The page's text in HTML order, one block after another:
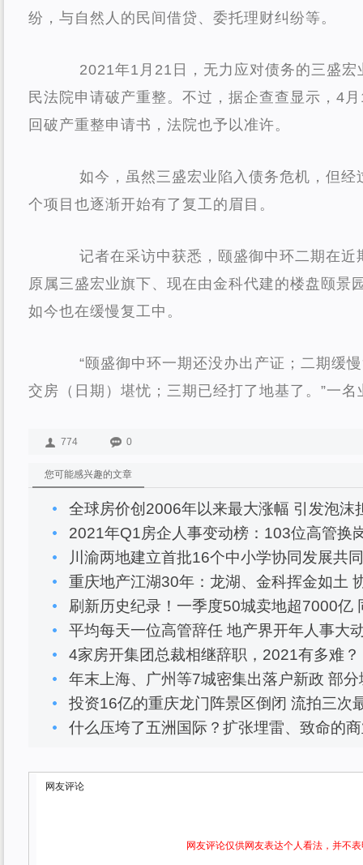
纷，与自然人的民间借贷、委托理财纠纷等。
2021年1月21日，无力应对债务的三盛
民法院申请破产重整。不过，据企查查显示，4
回破产重整申请书，法院也予以准许。
如今，虽然三盛宏业陷入债务危机，但
个项目也逐渐开始有了复工的眉目。
记者在采访中获悉，颐盛御中环二期在
原属三盛宏业旗下、现在由金科代建的楼盘颐景
如今也在缓慢复工中。
“颐盛御中环一期还没办出产证；二期缓
交房（日期）堪忧；三期已经打了地基了。”一名
774 0
您可能感兴趣的文章
全球房价创2006年以来最大涨幅 引发泡沫
2021年Q1房企人事变动榜：103位高管换
川渝两地建立首批16个中小学协同发展共
重庆地产江湖30年：龙湖、金科挥金如土
刷新历史纪录！一季度50城卖地超7000亿
平均每天一位高管辞任 地产界开年人事大
4家房开集团总裁相继辞职，2021有多难？
年末上海、广州等7城密集出落户新政 部分
投资16亿的重庆龙门阵景区倒闭 流拍三次
什么压垮了五洲国际？扩张埋雷、致命的